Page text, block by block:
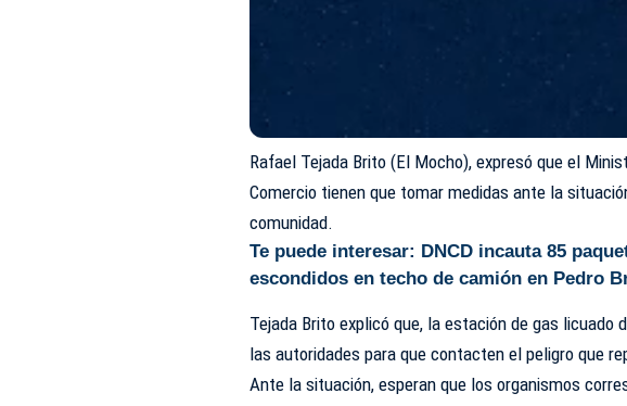
Rafael Tejada Brito (El Mocho), expresó que el
Comercio tienen que tomar medidas ante la
comunidad.
Te puede interesar: DNCD incauta 85
escondidos en techo de camión en Pedro
Tejada Brito explicó que, la estación de gas licuado
las autoridades para que contacten el peligro que
Ante la situación, esperan que los organismos